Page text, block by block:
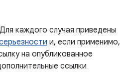
каждого случая приведены
и, если применимо,
на опубликованное
ссылки